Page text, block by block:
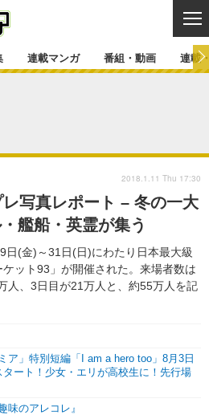
マンガ
イベント
コスプレ
新帝スタ
カバー
連載一覧
ラジオ
コラム
連載マンガ 番組・動画 連載
レ写真レポート – 冬の一大
艦船・英霊が集う
日(金)～31日(日)にわたり日本最大級
ット93」が開催された。来場者数は
人、3日目が21万人と、約55万人を記
ア」特別短編「I am a hero too」8月3日
タート！少女・エリが高校生に！先行場
味のアレコレ』
2018.1.11 Thu 17:30